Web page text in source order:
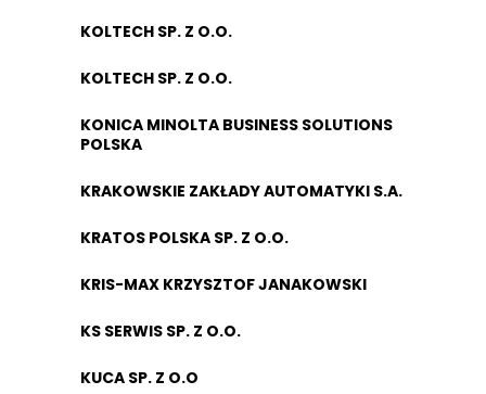
KOLTECH SP. Z O.O.
KOLTECH SP. Z O.O.
KONICA MINOLTA BUSINESS SOLUTIONS
POLSKA
KRAKOWSKIE ZAKŁADY AUTOMATYKI S.A.
KRATOS POLSKA SP. Z O.O.
KRIS-MAX KRZYSZTOF JANAKOWSKI
KS SERWIS SP. Z O.O.
KUCA SP. Z O.O